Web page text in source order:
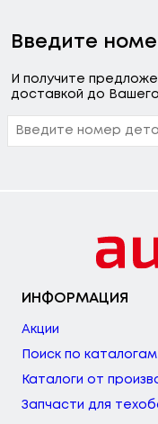
Введите
И получите
доставкой до
ИНФОРМАЦИЯ
Акции
Поиск по каталогам
Каталоги от
Запчасти для